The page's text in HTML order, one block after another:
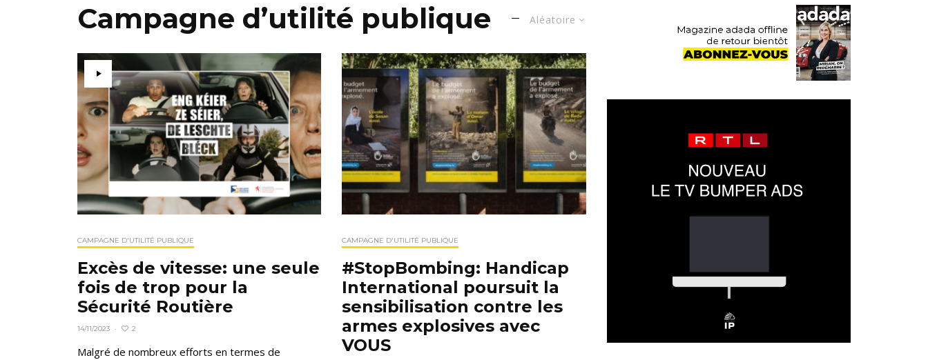
Aléatoire
Campagne d’utilité publique
CAMPAGNE D'UTILITÉ PUBLIQUE
Excès de vitesse: une seule
fois de trop pour la
Sécurité Routière
14/11/2023 · 2
Malgré de nombreux efforts en termes de
CAMPAGNE D'UTILITÉ PUBLIQUE
#StopBombing: Handicap
International poursuit la
sensibilisation contre les
armes explosives avec
VOUS